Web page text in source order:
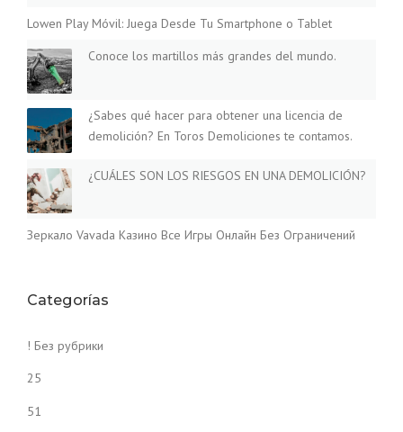
Lowen Play Móvil: Juega Desde Tu Smartphone o Tablet
Conoce los martillos más grandes del mundo.
¿Sabes qué hacer para obtener una licencia de
demolición? En Toros Demoliciones te contamos.
¿CUÁLES SON LOS RIESGOS EN UNA DEMOLICIÓN?
Зеркало Vavada Казино Все Игры Онлайн Без Ограничений
Categorías
! Без рубрики
25
51